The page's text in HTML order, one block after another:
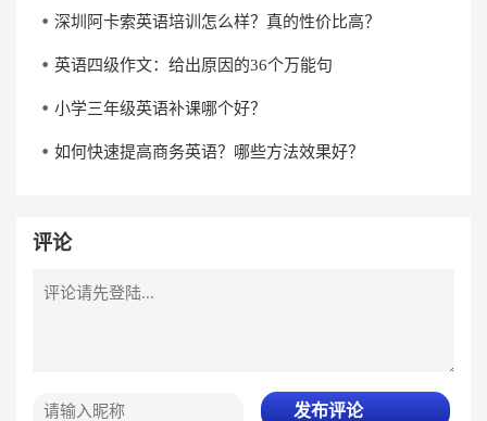
深圳阿卡索英语培训怎么样？真的性价比高？
英语四级作文：给出原因的36个万能句
小学三年级英语补课哪个好？
如何快速提高商务英语？哪些方法效果好？
评论
发布评论